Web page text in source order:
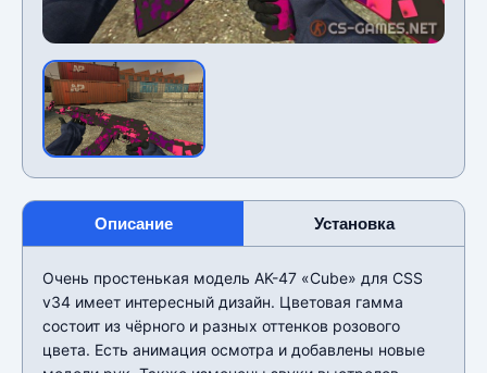
Описание Установка
Очень простенькая модель AK-47 «Cube» для CSS
v34 имеет интересный дизайн. Цветовая гамма
состоит из чëрного и разных оттенков розового
цвета. Есть анимация осмотра и добавлены новые